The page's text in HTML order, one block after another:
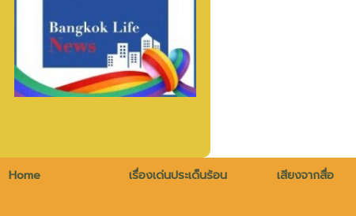
Home เรื่องเด่นประเด็นร้อน เสียงจากสื่อ